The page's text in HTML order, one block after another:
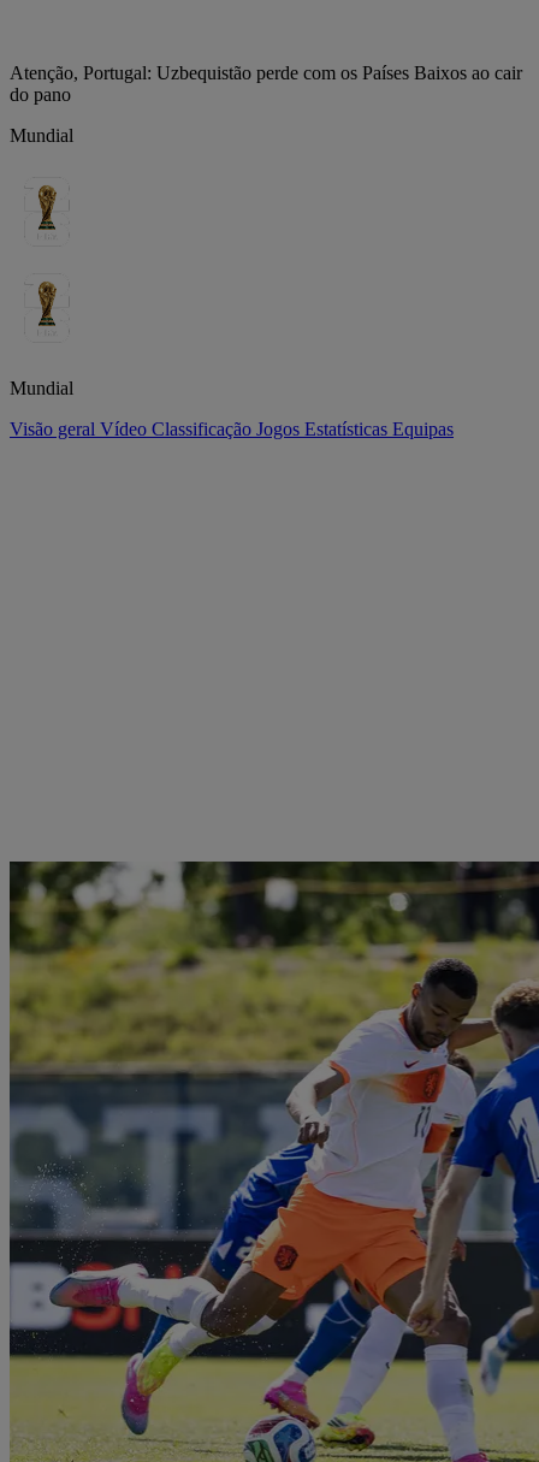
Atenção, Portugal: Uzbequistão perde com os Países Baixos ao cair
do pano
Mundial
Mundial
Visão geral Vídeo Classificação Jogos Estatísticas Equipas